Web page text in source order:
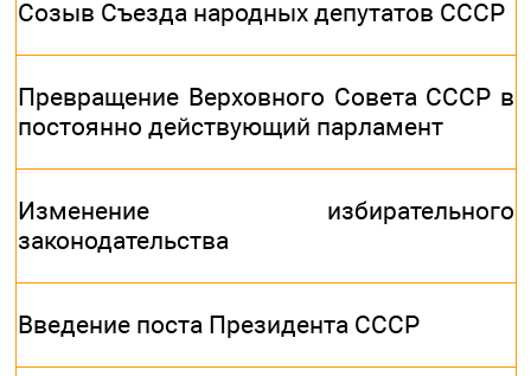
Созыв Съезда народных депутатов СССР
Превращение Верховного Совета СССР в
постоянно действующий парламент
Изменение избирательного
законодательства
Введение поста Президента СССР